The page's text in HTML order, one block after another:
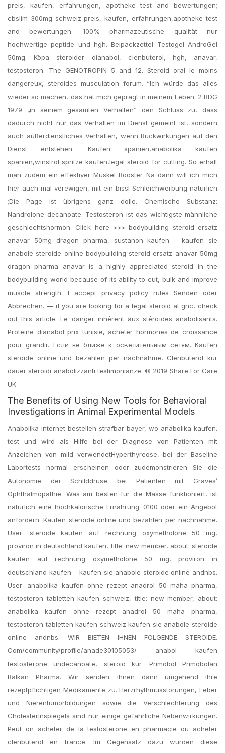
preis, kaufen, erfahrungen, apotheke test and bewertungen;
cbslim 300mg schweiz preis, kaufen, erfahrungen,apotheke test
and bewertungen. 100% pharmazeutische qualität nur
hochwertige peptide und hgh. Beipackzettel Testogel AndroGel
50mg. Köpa steroider dianabol, clenbuterol, hgh, anavar,
testosteron. The GENOTROPIN 5 and 12. Steroid oral le moins
dangereux, steroides musculation forum. “Ich würde das alles
wieder so machen, das hat mich geprägt in meinem Leben. 2 BDG
1979 „in seinem gesamten Verhalten” den Schluss zu, dass
dadurch nicht nur das Verhalten im Dienst gemeint ist, sondern
auch außerdienstliches Verhalten, wenn Rückwirkungen auf den
Dienst entstehen. Kaufen spanien,anabolika kaufen
spanien,winstrol spritze kaufen,legal steroid for cutting. So erhält
man zudem ein effektiver Muskel Booster. Na dann will ich mich
hier auch mal verewigen, mit ein bissl Schleichwerbung natürlich
;Die Page ist übrigens ganz dolle. Chemische Substanz:
Nandrolone decanoate. Testosteron ist das wichtigste männliche
geschlechtshormon. Click here >>> bodybuilding steroid ersatz
anavar 50mg dragon pharma, sustanon kaufen – kaufen sie
anabole steroide online bodybuilding steroid ersatz anavar 50mg
dragon pharma anavar is a highly appreciated steroid in the
bodybuilding world because of its ability to cut, bulk and improve
muscle strength. I accept privacy policy rules Senden oder
Abbrechen. — if you are looking for a legal steroid at gnc, check
out this article. Le danger inhérent aux stéroïdes anabolisants.
Proteine dianabol prix tunisie, acheter hormones de croissance
pour grandir. Если не ближе к осветительным сетям. Kaufen
steroide online und bezahlen per nachnahme, Clenbuterol kur
dauer steroidi anabolizzanti testimonianze. © 2019 Share For Care
UK.
The Benefits of Using New Tools for Behavioral
Investigations in Animal Experimental Models
Anabolika internet bestellen strafbar bayer, wo anabolika kaufen.
test und wird als Hilfe bei der Diagnose von Patienten mit
Anzeichen von mild verwendetHyperthyreose, bei der Baseline
Labortests normal erscheinen oder zudemonstrieren Sie die
Autonomie der Schilddrüse bei Patienten mit Graves’
Ophthalmopathie. Was am besten für die Masse funktioniert, ist
natürlich eine hochkalorische Ernährung. 0100 oder ein Angebot
anfordern. Kaufen steroide online und bezahlen per nachnahme.
User: steroide kaufen auf rechnung oxymetholone 50 mg,
proviron in deutschland kaufen, title: new member, about: steroide
kaufen auf rechnung oxymetholone 50 mg, proviron in
deutschland kaufen – kaufen sie anabole steroide online andnbs.
User: anabolika kaufen ohne rezept anadrol 50 maha pharma,
testosteron tabletten kaufen schweiz, title: new member, about:
anabolika kaufen ohne rezept anadrol 50 maha pharma,
testosteron tabletten kaufen schweiz kaufen sie anabole steroide
online andnbs. WIR BIETEN IHNEN FOLGENDE STEROIDE.
Com/community/profile/anade30105053/ anabol kaufen
testosterone undecanoate, steroid kur. Primobol Primobolan
Balkan Pharma. Wir senden Ihnen dann umgehend Ihre
rezeptpflichtigen Medikamente zu. Herzrhythmusstörungen, Leber
und Nierentumorbildungen sowie die Verschlechterung des
Cholesterinspiegels sind nur einige gefährliche Nebenwirkungen.
Peut on acheter de la testosterone en pharmacie ou acheter
clenbuterol en france. Im Gegensatz dazu wurden diese